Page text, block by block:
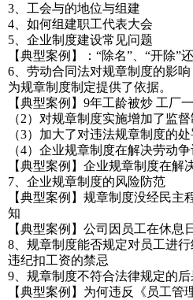
3、工会与的地位与组建
4、如何组建职工代表大会
5、企业制度建设常见问题
【典型案例】：“除名”、“开除”
6、劳动合同法对规章制度的影响
为规章制度制定提供了依据。
【典型案例】9年工龄被炒 工厂
（2）对规章制度实施增加了监督
（3）加大了对违法规章制度的处
（4）企业规章制度在解决劳动
【典型案例】企业规章制度在解
7、企业规章制度的风险防范
【典型案例】规章制度没经民主
知
【典型案例】公司因员工在休息
8、规章制度能否规定对员工进行
违纪扣工资的禁忌
9、规章制度不符合法律规定的后
【典型案例】为何违反《员工